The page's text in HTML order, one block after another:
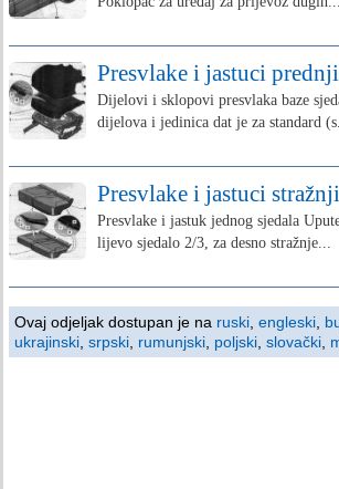
Presvlake i jastuci
Dijelovi i sklopovi presvlaka baze
dijelova i jedinica dat je za standard
Presvlake i jastuci
Presvlake i jastuk jednog sjedala
lijevo sjedalo 2/3, za desno stražnje...
Ovaj odjeljak dostupan je na ruski engleski
ukrajinski srpski rumunjski poljski slovački